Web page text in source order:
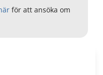
för att ansöka om